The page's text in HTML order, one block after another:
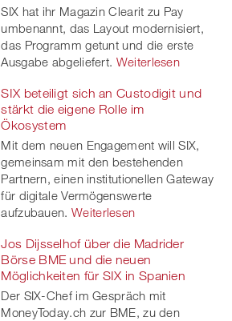
SIX hat ihr Magazin Clearit zu Pay
umbenannt, das Layout modernisiert,
das Programm getunt und die erste
Ausgabe abgeliefert. Weiterlesen
SIX beteiligt sich an Custodigit und
stärkt die eigene Rolle im
Ökosystem
Mit dem neuen Engagement will SIX,
gemeinsam mit den bestehenden
Partnern, einen institutionellen Gateway
für digitale Vermögenswerte
aufzubauen. Weiterlesen
Jos Dijsselhof über die Madrider
Börse BME und die neuen
Möglichkeiten für SIX in Spanien
Der SIX-Chef im Gespräch mit
MoneyToday.ch zur BME, zu den